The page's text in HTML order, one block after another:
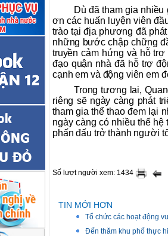
Dù đã tham gia
ơn các huấn luyện viên
trào tại địa phương đã
những bước chập chững
truyền cảm hứng và hỗ
đạo quận nhà đã hỗ trợ
cạnh em và động viên em
Trong tương lai,
riêng sẽ ngày càng phát
tham gia thể thao đem lại
ngày càng có nhiều thế
phấn đấu trở thành người
Số lượt người xem: 1434
TIN MỚI HƠN
Tổ chức các hoạt động
Đến thăm khu phố thực